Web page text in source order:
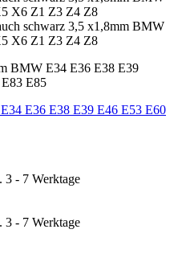
E36 E38 E39 E46 E53 E60
3 - 7 Werktage
3 - 7 Werktage